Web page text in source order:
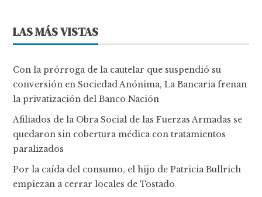
LAS MÁS VISTAS
Con la prórroga de la cautelar que suspendió su
conversión en Sociedad Anónima, La Bancaria frenan
la privatización del Banco Nación
Afiliados de la Obra Social de las Fuerzas Armadas se
quedaron sin cobertura médica con tratamientos
paralizados
Por la caída del consumo, el hijo de Patricia Bullrich
empiezan a cerrar locales de Tostado